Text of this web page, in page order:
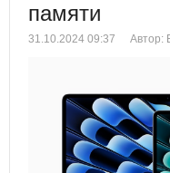
памяти
31.10.2024 09:37 Автор: